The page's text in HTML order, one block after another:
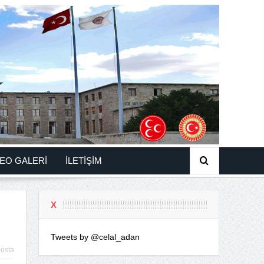
GALERİ İLETİŞİM
X
Tweets by @celal_adan